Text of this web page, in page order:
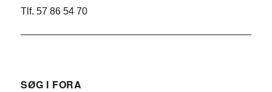
Tlf. 57 86 54 70
SØG I FORA